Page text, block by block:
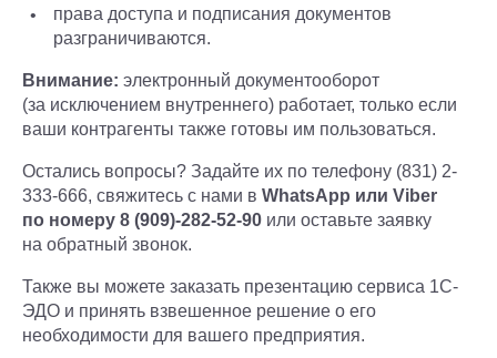
права доступа и подписания документов
разграничиваются.
Внимание: электронный документооборот
(за исключением внутреннего) работает, только если
ваши контрагенты также готовы им пользоваться.
Остались вопросы? Задайте их по телефону (831) 2-
333-666, свяжитесь с нами в WhatsApp или Viber
по номеру 8 (909)-282-52-90 или оставьте заявку
на обратный звонок.
Также вы можете заказать презентацию сервиса 1С-
ЭДО и принять взвешенное решение о его
необходимости для вашего предприятия.